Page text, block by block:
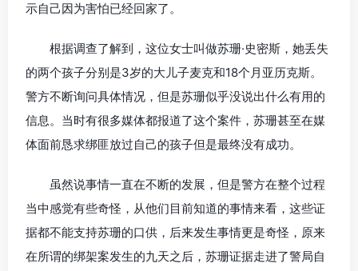
示自己因为害怕已经回家了。
根据调查了解到，这位女士叫做苏珊·史密斯，她丢失
的两个孩子分别是3岁的大儿子麦克和18个月亚历克斯。
警方不断询问具体情况，但是苏珊似乎没说出什么有用的
信息。当时有很多媒体都报道了这个案件，苏珊甚至在媒
体面前恳求绑匪放过自己的孩子但是最终没有成功。
虽然说事情一直在不断的发展，但是警方在整个过程
当中感觉有些奇怪，从他们目前知道的事情来看，这些证
据都不能支持苏珊的口供，后来发生事情更是奇怪，原来
在所谓的绑架案发生的九天之后，苏珊证据走进了警局自